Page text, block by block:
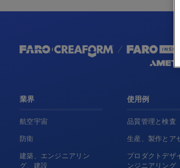
業界
航空宇宙
防衛
建築、エンジニアリン
グ、建設
使用例
品質管理と検査
生産、製作とア
プロダクトデザ
ンジニアリング